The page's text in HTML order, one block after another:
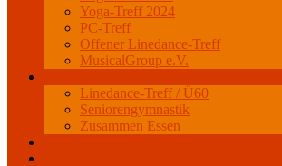
Yoga-Treff 2024
PC-Treff
Offener Linedance-Treff
MusicalGroup e.V.
Linedance-Treff / Ü60
Seniorengymnastik
Zusammen Essen